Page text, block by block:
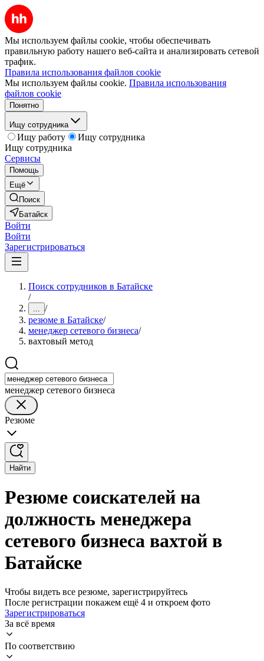
Мы используем файлы cookie, чтобы обеспечивать
правильную работу нашего веб-сайта и анализировать сетевой
трафик.
Правила использования файлов cookie
Мы используем файлы cookie. Правила использования
файлов cookie
Понятно
Ищу сотрудника
Ищу работу
Ищу сотрудника
Ищу сотрудника
Сервисы
Помощь
Ещё
Поиск
Батайск
Войти
Войти
Зарегистрироваться
Поиск сотрудников в Батайске
/
... /
резюме в Батайске/
менеджер сетевого бизнеса/
вахтовый метод
менеджер сетевого бизнеса
Резюме
Найти
Резюме соискателей на
должность менеджера
сетевого бизнеса вахтой в
Батайске
Чтобы видеть все резюме, зарегистрируйтесь
После регистрации покажем ещё 4 и откроем фото
Зарегистрироваться
За всё время
По соответствию